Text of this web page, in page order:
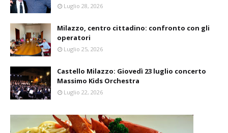
Luglio 28, 2026
Milazzo, centro cittadino: confronto con gli
operatori
Luglio 25, 2026
Castello Milazzo: Giovedì 23 luglio concerto
Massimo Kids Orchestra
Luglio 22, 2026